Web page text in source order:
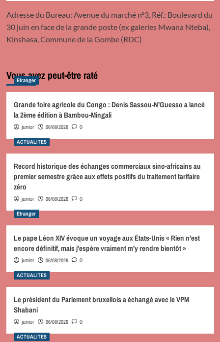
Adresse du Bureau: Avenue du marché n°3, Réf.: Boulevard du
30 juin en face de la grande poste (ex galeries Mwana Nteba),
Kinshasa, Commune de la Gombe (RDC)
Vous avez peut-être raté
Etranger
Grande foire agricole du Congo : Denis Sassou-N’Guesso a lancé
la 2ème édition à Bambou-Mingali
junior 06/08/2026 0
ACTUALITES
Record historique des échanges commerciaux sino-africains au
premier semestre grâce aux effets positifs du traitement tarifaire
zéro
junior 06/08/2026 0
Etranger
Le pape Léon XIV évoque un voyage aux États-Unis « Rien n’est
encore définitif, mais j’espère vraiment m’y rendre bientôt »
junior 06/08/2026 0
ACTUALITES
Le président du Parlement bruxellois a échangé avec le VPM
Shabani
junior 06/08/2026 0
ACTUALITES